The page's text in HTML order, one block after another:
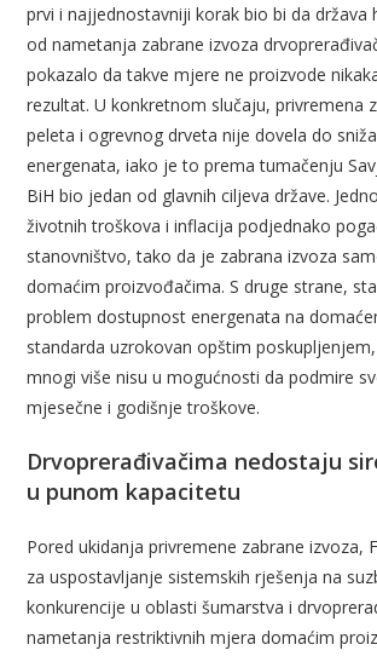
prvi i najjednostavniji korak bio bi da država
od nametanja zabrane izvoza
pokazalo da takve mjere ne proizvode
rezultat. U konkretnom slučaju, privremena
peleta i ogrevnog drveta nije dovela do
energenata, iako je to prema tumačenju
BiH bio jedan od glavnih ciljeva države.
životnih troškova i inflacija podjednako
stanovništvo, tako da je zabrana izvoza
domaćim proizvođačima. S druge strane,
problem dostupnost energenata na
standarda uzrokovan opštim
mnogi više nisu u mogućnosti da podmire
mjesečne i godišnje troškove.
Drvoprerađivačima nedostaju
u punom kapacitetu
Pored ukidanja privremene zabrane izvoza,
za uspostavljanje sistemskih rješenja na
konkurencije u oblasti šumarstva i
nametanja restriktivnih mjera domaćim